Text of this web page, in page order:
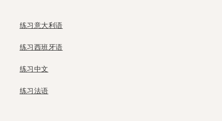
练习意大利语
练习西班牙语
练习中文
练习法语